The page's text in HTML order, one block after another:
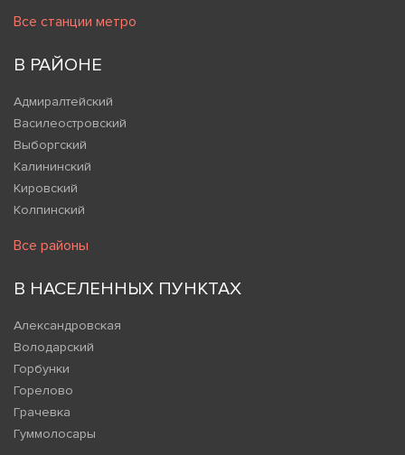
Все станции метро
В РАЙОНЕ
Адмиралтейский
Василеостровский
Выборгский
Калининский
Кировский
Колпинский
Все районы
В НАСЕЛЕННЫХ ПУНКТАХ
Александровская
Володарский
Горбунки
Горелово
Грачевка
Гуммолосары